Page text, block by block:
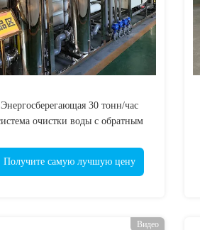
Энергосберегающая 30 тонн/час
очистки воды с обратным
очищенной воды
Получите самую лучшую цену
Видео